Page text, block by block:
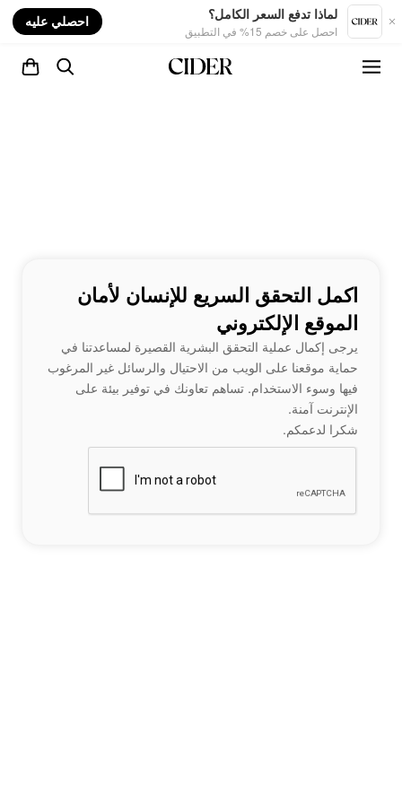
لماذا تدفع السعر الكامل؟
احصل على خصم 15% في التطبيق
احصلي عليه
اكمل التحقق السريع للإنسان لأمان
الموقع الإلكتروني
يرجى إكمال عملية التحقق البشرية القصيرة لمساعدتنا في
حماية موقعنا على الويب من الاحتيال والرسائل غير المرغوب
فيها وسوء الاستخدام. تساهم تعاونك في توفير بيئة على
الإنترنت آمنة.
شكرا لدعمكم.